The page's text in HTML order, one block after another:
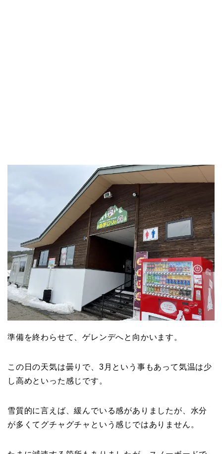
準備を終わらせて、ゲレンデへと向かいます。
この日の天気は曇りで、3月という事もあって気温は少
し高めといった感じです。
雪質的に言えば、緩んでいる感がありましたが、水分
が多くてグチャグチャという感じではありません。